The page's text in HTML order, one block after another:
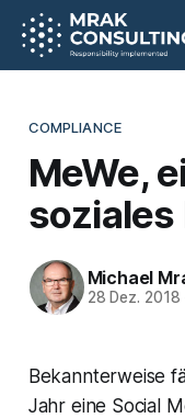
COMPLIANCE
MeWe,
Michael
28 Dez. 2018
Bekannterweise
Jahr eine Social